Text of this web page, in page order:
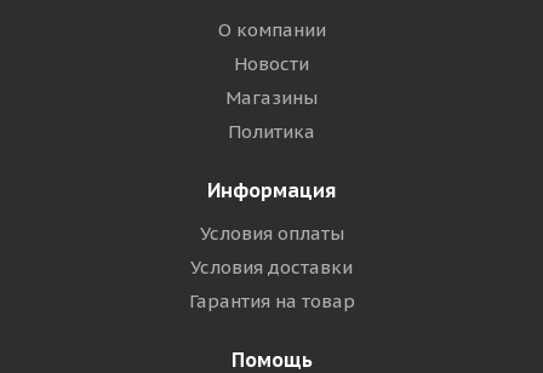
О компании
Новости
Магазины
Политика
Информация
Условия оплаты
Условия доставки
Гарантия на товар
Помощь